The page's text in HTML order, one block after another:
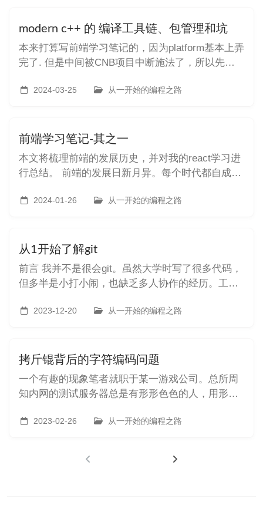
modern c++ 的 编译工具链、包管理和坑
本来打算写前端学习笔记的，因为platform基本上弄
完了. 但是中间被CNB项目中断施法了，所以先转
2024-03-25 从一开始的编程之路
前端学习笔记-其之一
本文将梳理前端的发展历史，并对我的react学习进
行总结。 前端的发展日新月异。每个时代都自成一
虽然我是游戏服务器、业余后端，但是也还是要写
简单的大后端模板渲染或者
2024-01-26 从一开始的编程之路
从1开始了解git
前言 我并不是很会git。虽然大学时写了很多代码，
但多半是小打小闹，也缺乏多人协作的经历。工作
github上零零碎碎交过一些pr，也曾经在github接受
要和一些朋友
2023-12-20 从一开始的编程之路
拷斤锟背后的字符编码问题
一个有趣的现象笔者就职于某一游戏公司。总所周
知内网的测试服务器总是有形形色色的人，用形形
的人使用vscode远程打开，有的人呢则远程上去用
2023-02-26 从一开始的编程之路